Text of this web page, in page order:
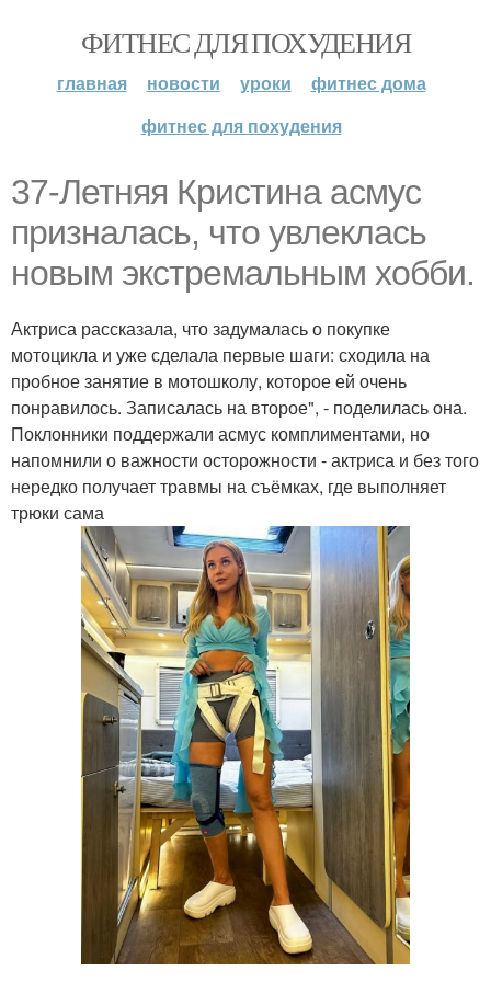
ФИТНЕС ДЛЯ ПОХУДЕНИЯ
главная новости уроки
фитнес дома
фитнес для похудения
37-Летняя Кристина асмус
призналась, что увлеклась
новым экстремальным хобби.
Актриса рассказала, что задумалась о покупке
мотоцикла и уже сделала первые шаги: сходила на
пробное занятие в мотошколу, которое ей очень
понравилось. Записалась на второе", - поделилась она.
Поклонники поддержали асмус комплиментами, но
напомнили о важности осторожности - актриса и без того
нередко получает травмы на съёмках, где выполняет
трюки сама